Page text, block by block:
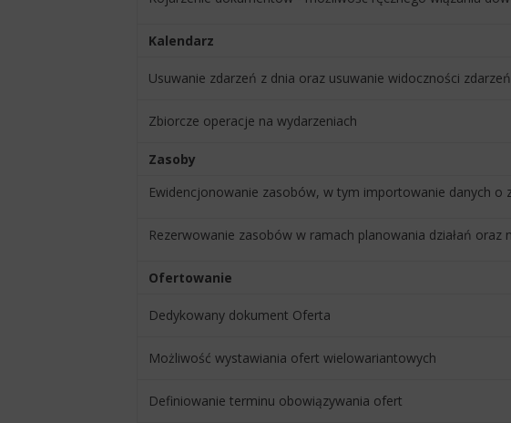
Kalendarz
Usuwanie zdarzeń z dnia oraz usuwanie widoczności
Zbiorcze operacje na wydarzeniach
Zasoby
Ewidencjonowanie zasobów, w tym importowanie danych o
Rezerwowanie zasobów w ramach planowania działań oraz
Ofertowanie
Dedykowany dokument Oferta
Możliwość wystawiania ofert wielowariantowych
Definiowanie terminu obowiązywania ofert